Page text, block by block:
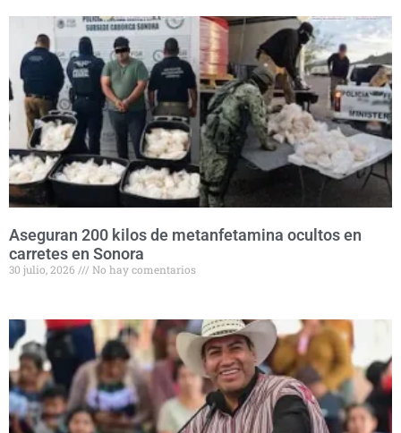
Aseguran 200 kilos de metanfetamina ocultos en
carretes en Sonora
30 julio, 2026 No hay comentarios